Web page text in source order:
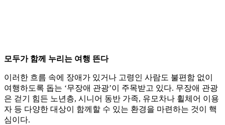
모두가 함께 누리는 여행 뜬다
이러한 흐름 속에 장애가 있거나 고령인 사람도 불편함 없이
여행하도록 돕는 ‘무장애 관광’이 주목받고 있다. 무장애 관광
은 걷기 힘든 노년층, 시니어 동반 가족, 유모차나 휠체어 이용
자 등 다양한 대상이 함께할 수 있는 환경을 마련하는 것이 핵
심이다.